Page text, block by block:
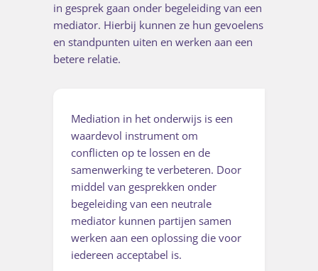
in gesprek gaan onder begeleiding van een
mediator. Hierbij kunnen ze hun gevoelens
en standpunten uiten en werken aan een
betere relatie.
Mediation in het onderwijs is een
waardevol instrument om
conflicten op te lossen en de
samenwerking te verbeteren. Door
middel van gesprekken onder
begeleiding van een neutrale
mediator kunnen partijen samen
werken aan een oplossing die voor
iedereen acceptabel is.